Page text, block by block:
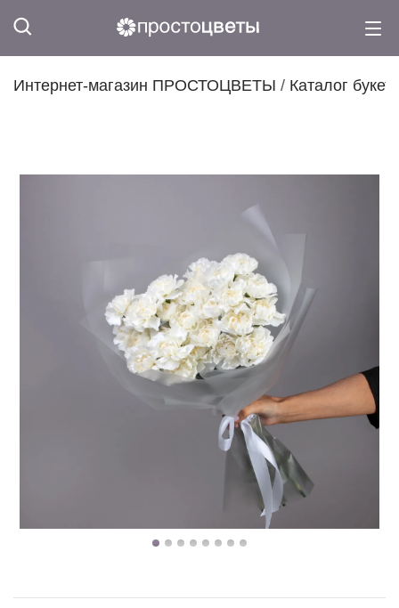
Интернет-магазин ПРОСТОЦВЕТЫ / Каталог